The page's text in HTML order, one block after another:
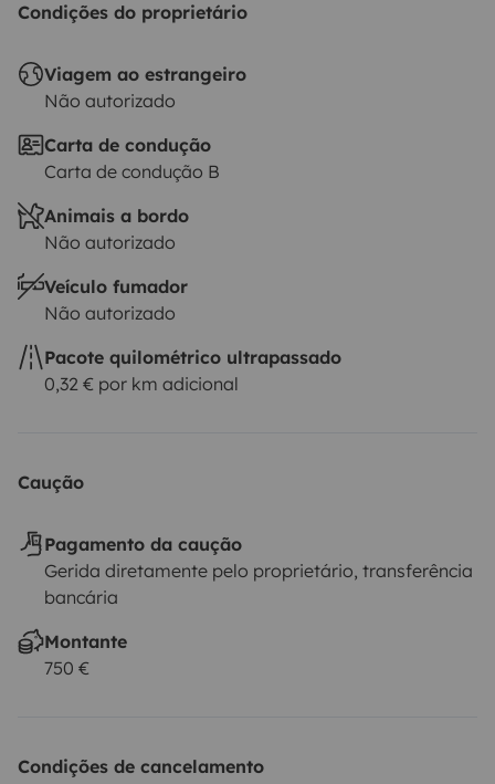
Condições do proprietário
Viagem ao estrangeiro
Não autorizado
Carta de condução
Carta de condução B
Animais a bordo
Não autorizado
Veículo fumador
Não autorizado
Pacote quilométrico ultrapassado
0,32 € por km adicional
Caução
Pagamento da caução
Gerida diretamente pelo proprietário, transferência
bancária
Montante
750 €
Condições de cancelamento